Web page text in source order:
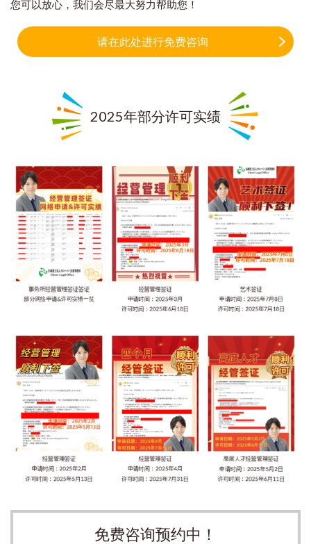
您可以放心，我们会尽最大努力帮助您！
请在此处进行免费咨询
2025年部分许可实绩
免费咨询预约中！